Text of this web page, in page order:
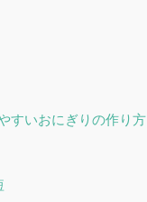
すいおにぎりの作り方